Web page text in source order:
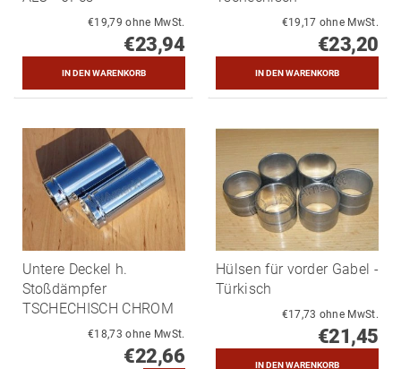
€19,79 ohne MwSt.
€23,94
€19,17 ohne MwSt.
€23,20
Untere Deckel h.
Stoßdämpfer
TSCHECHISCH CHROM
€18,73 ohne MwSt.
€22,66
Hülsen für vorder Gabel -
Türkisch
€17,73 ohne MwSt.
€21,45